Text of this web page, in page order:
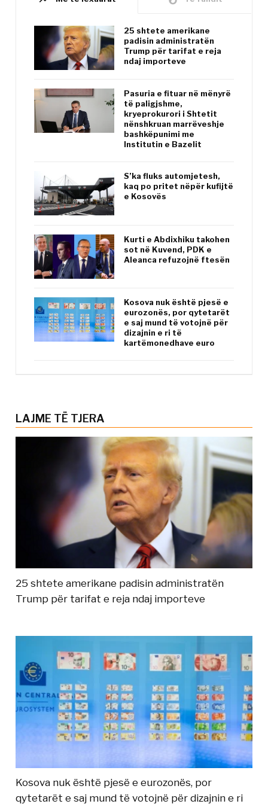
25 shtete amerikane
padisin administratën
Trump për tarifat e reja
ndaj importeve
Pasuria e fituar në mënyrë
të paligjshme,
kryeprokurori i Shtetit
nënshkruan marrëveshje
bashkëpunimi me
Institutin e Bazelit
S’ka fluks automjetesh,
kaq po pritet nëpër kufijtë
e Kosovës
Kurti e Abdixhiku takohen
sot në Kuvend, PDK e
Aleanca refuzojnë ftesën
Kosova nuk është pjesë e
eurozonës, por qytetarët
e saj mund të votojnë për
dizajnin e ri të
kartëmonedhave euro
LAJME TË TJERA
25 shtete amerikane padisin administratën
Trump për tarifat e reja ndaj importeve
Kosova nuk është pjesë e eurozonës, por
qytetarët e saj mund të votojnë për dizajnin e ri